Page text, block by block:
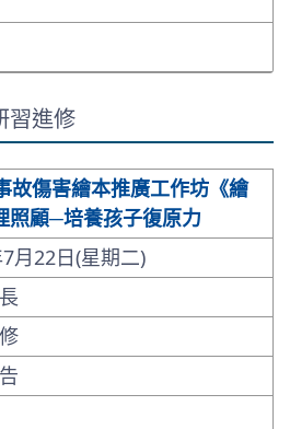
習進修
故傷害繪本推廣工作坊《繪
照顧─培養孩子復原力
月22日(星期二)